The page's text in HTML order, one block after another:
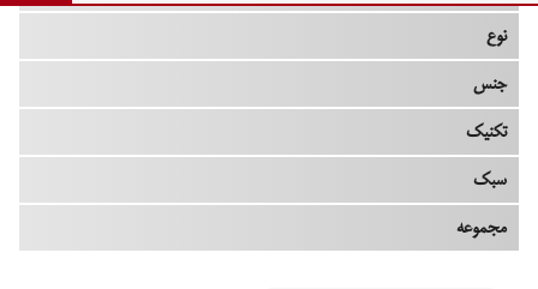
نوع
جنس
تکنیک
سبک
مجموعه